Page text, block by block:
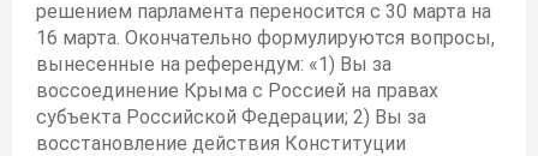
решением парламента переносится с 30 марта на
16 марта. Окончательно формулируются вопросы,
вынесенные на референдум: «1) Вы за
воссоединение Крыма с Россией на правах
субъекта Российской Федерации; 2) Вы за
восстановление действия Конституции